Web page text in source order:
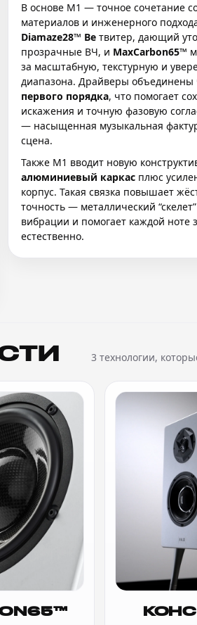
В основе M1 — точное сочетание
материалов и инженерного
Diamaze28™ Beтвитер, дающий
прозрачные ВЧ, и MaxCarbon65™
за масштабную, текстурную и
диапазона. Драйверы объединены
первого порядка, что помогает
искажения и точную фазовую
— насыщенная музыкальная
сцена.
Также M1 вводит новую
алюминиевый каркасплюс
корпус. Такая связка повышает
точность — металлический
вибрации и помогает каждой ноте
естественно.
3 технологии,